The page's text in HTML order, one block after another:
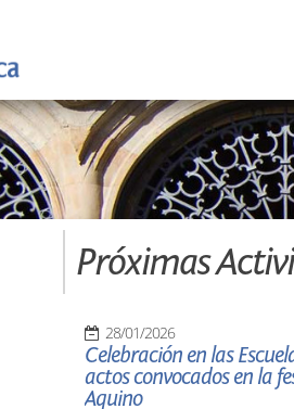
Próximas
28/01/2026
Celebración en las
actos convocados en la
Aquino